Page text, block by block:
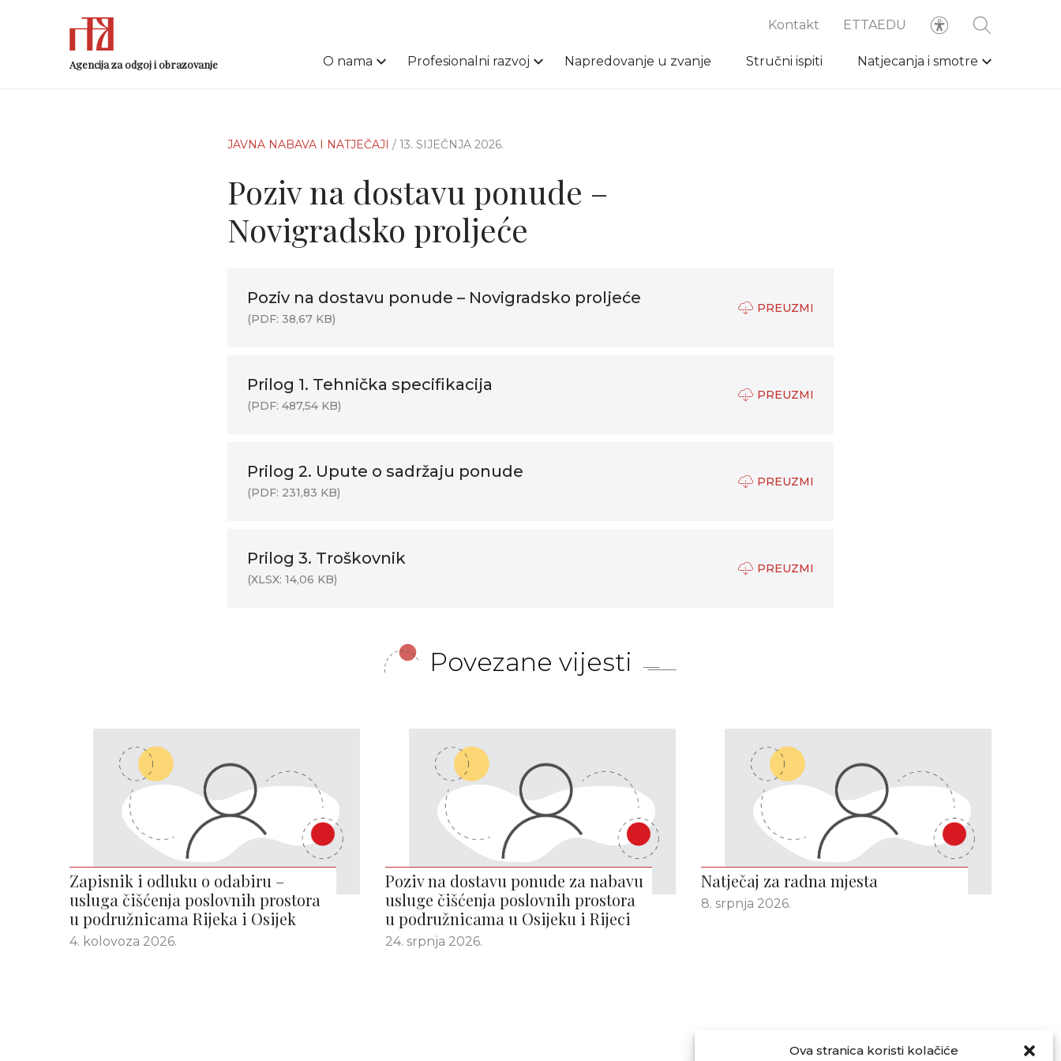
Ova stranica koristi kolačiće
Agencija za odgoj i obrazovanje
Kontakt ETTAEDU
O nama Profesionalni razvoj Napredovanje u zvanje Stručni ispiti Natjecanja i smotre
JAVNA NABAVA I NATJEČAJI / 13. SIJEČNJA 2026.
Poziv na dostavu ponude –
Novigradsko proljeće
Poziv na dostavu ponude – Novigradsko proljeće
(PDF: 38,67 KB)
PREUZMI
Prilog 1. Tehnička specifikacija
(PDF: 487,54 KB)
PREUZMI
Prilog 2. Upute o sadržaju ponude
(PDF: 231,83 KB)
PREUZMI
Prilog 3. Troškovnik
(XLSX: 14,06 KB)
PREUZMI
Povezane vijesti
Zapisnik i odluku o odabiru –
usluga čišćenja poslovnih prostora
u podružnicama Rijeka i Osijek
4. kolovoza 2026.
Poziv na dostavu ponude za nabavu
usluge čišćenja poslovnih prostora
u podružnicama u Osijeku i Rijeci
24. srpnja 2026.
Natječaj za radna mjesta
8. srpnja 2026.